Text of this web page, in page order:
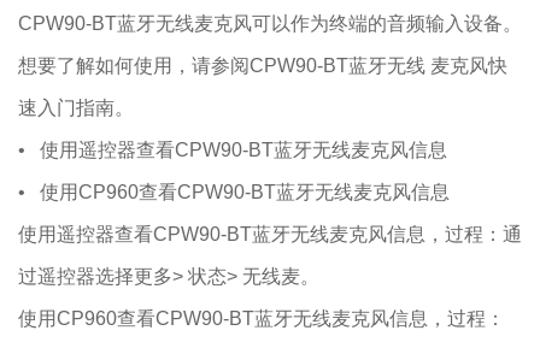
CPW90-BT蓝牙无线麦克风可以作为终端的音频输入设备。
想要了解如何使用，请参阅CPW90-BT蓝牙无线 麦克风快
速入门指南。
• 使用遥控器查看CPW90-BT蓝牙无线麦克风信息
• 使用CP960查看CPW90-BT蓝牙无线麦克风信息
使用遥控器查看CPW90-BT蓝牙无线麦克风信息，过程：通
过遥控器选择更多> 状态> 无线麦。
使用CP960查看CPW90-BT蓝牙无线麦克风信息，过程：